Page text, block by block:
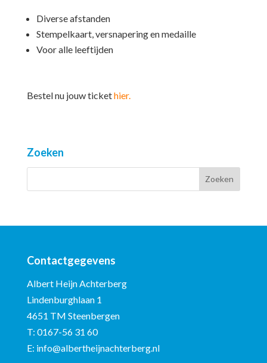
Diverse afstanden
Stempelkaart, versnapering en medaille
Voor alle leeftijden
Bestel nu jouw tickethier.
Zoeken
Contactgegevens
Albert Heijn Achterberg
Lindenburghlaan 1
4651 TM Steenbergen
T: 0167-56 31 60
E: info@albertheijnachterberg.nl